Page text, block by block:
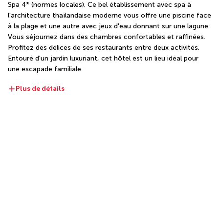
Spa 4* (normes locales). Ce bel établissement avec spa à
l'architecture thaïlandaise moderne vous offre une piscine face
à la plage et une autre avec jeux d'eau donnant sur une lagune.
Vous séjournez dans des chambres confortables et raffinées.
Profitez des délices de ses restaurants entre deux activités.
Entouré d'un jardin luxuriant, cet hôtel est un lieu idéal pour
une escapade familiale.
Plus de détails